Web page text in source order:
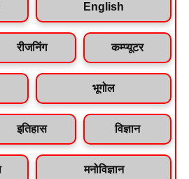
English
रीजनिंग कम्प्यूटर
भूगोल
इतिहास विज्ञान
मनोविज्ञान